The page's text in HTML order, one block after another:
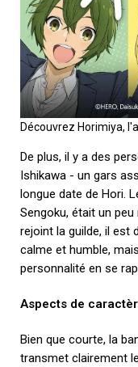
Découvrez Horimiya,
De plus, il y a des
Ishikawa - un gars
longue date de Hori.
Sengoku, était un
rejoint la guilde, il est
calme et humble,
personnalité en se
Aspects de
Bien que courte, la
transmet clairement